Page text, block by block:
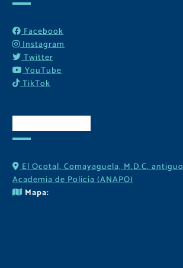
Facebook
Instagram
Twitter
YouTube
TikTok
El Ocotal, Comayaguela, M.D.C.
Academia de Policía (ANAPO)
Mapa: